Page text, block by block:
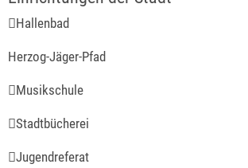
Hallenbad
Herzog-Jäger-Pfad
Musikschule
Stadtbücherei
Jugendreferat